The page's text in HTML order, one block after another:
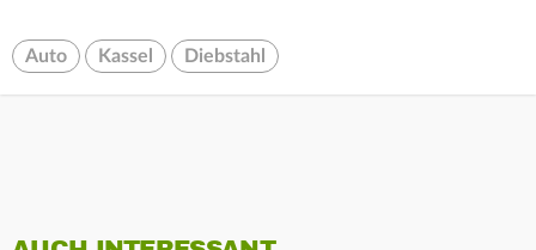
Auto Kassel Diebstahl